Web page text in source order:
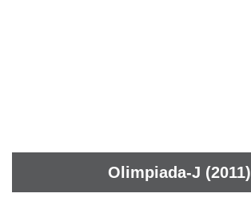
Olimpiada-J (2011)